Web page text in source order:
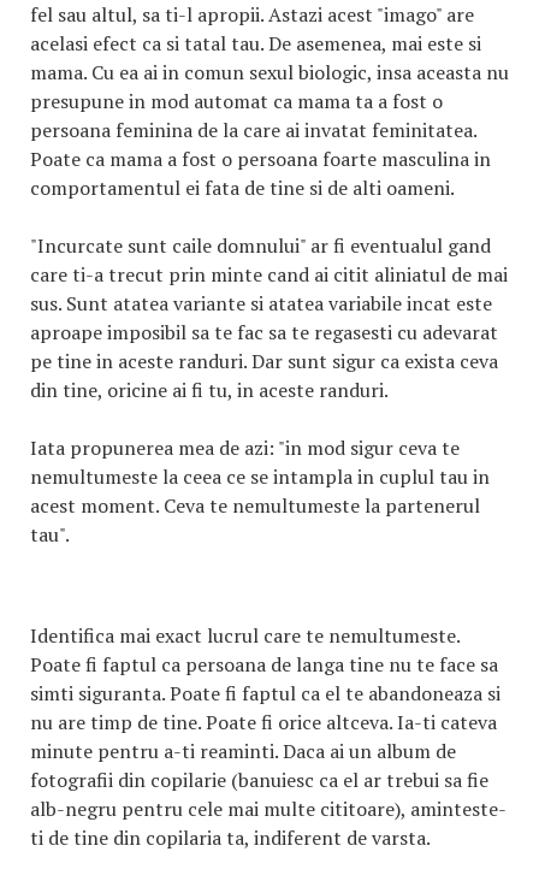
fel sau altul, sa ti-l apropii. Astazi acest "imago" are
acelasi efect ca si tatal tau. De asemenea, mai este si
mama. Cu ea ai in comun sexul biologic, insa aceasta nu
presupune in mod automat ca mama ta a fost o
persoana feminina de la care ai invatat feminitatea.
Poate ca mama a fost o persoana foarte masculina in
comportamentul ei fata de tine si de alti oameni.
"Incurcate sunt caile domnului" ar fi eventualul gand
care ti-a trecut prin minte cand ai citit aliniatul de mai
sus. Sunt atatea variante si atatea variabile incat este
aproape imposibil sa te fac sa te regasesti cu adevarat
pe tine in aceste randuri. Dar sunt sigur ca exista ceva
din tine, oricine ai fi tu, in aceste randuri.
Iata propunerea mea de azi: "in mod sigur ceva te
nemultumeste la ceea ce se intampla in cuplul tau in
acest moment. Ceva te nemultumeste la partenerul
tau".
Identifica mai exact lucrul care te nemultumeste.
Poate fi faptul ca persoana de langa tine nu te face sa
simti siguranta. Poate fi faptul ca el te abandoneaza si
nu are timp de tine. Poate fi orice altceva. Ia-ti cateva
minute pentru a-ti reaminti. Daca ai un album de
fotografii din copilarie (banuiesc ca el ar trebui sa fie
alb-negru pentru cele mai multe cititoare), aminteste-
ti de tine din copilaria ta, indiferent de varsta.